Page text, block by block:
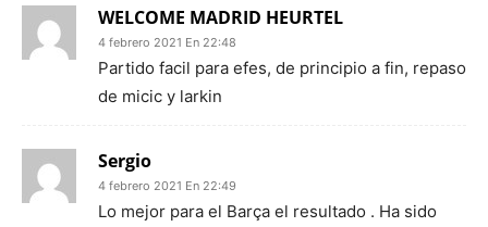
WELCOME MADRID HEURTEL
4 febrero 2021 En 22:48
Partido facil para efes, de principio a fin, repaso
de micic y larkin
Sergio
4 febrero 2021 En 22:49
Lo mejor para el Barça el resultado . Ha sido